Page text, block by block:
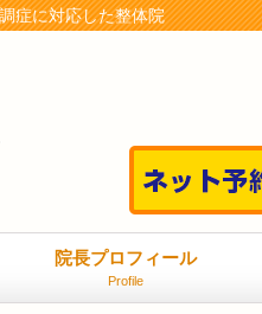
症に対応した整体院
院長プロフィール
Profile